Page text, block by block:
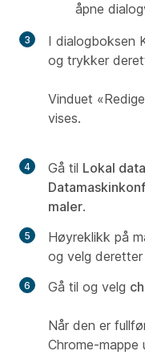
åpne
I dialogboksen
og trykker
Vinduet
vises.
Gå til Lokal
maler.
Høyreklikk på
og velg deretter
Gå til og velg
Når den er
Chrome-mappe